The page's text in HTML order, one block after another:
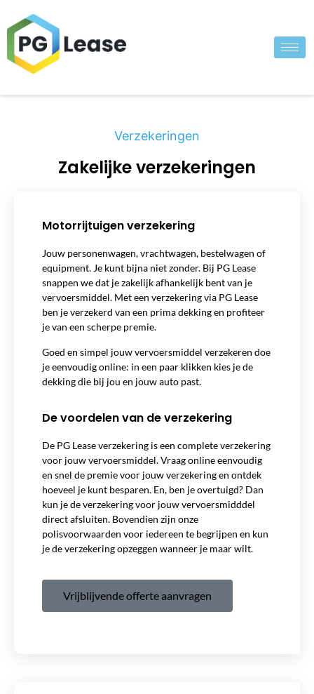
Verzekeringen
Zakelijke verzekeringen
Motorrijtuigen verzekering
Jouw personenwagen, vrachtwagen, bestelwagen of
equipment. Je kunt bijna niet zonder. Bij PG Lease
snappen we dat je zakelijk afhankelijk bent van je
vervoersmiddel. Met een verzekering via PG Lease
ben je verzekerd van een prima dekking en profiteer
je van een scherpe premie.
Goed en simpel jouw vervoersmiddel verzekeren doe
je eenvoudig online: in een paar klikken kies je de
dekking die bij jou en jouw auto past.
De voordelen van de verzekering
De PG Lease verzekering is een complete verzekering
voor jouw vervoersmiddel. Vraag online eenvoudig
en snel de premie voor jouw verzekering en ontdek
hoeveel je kunt besparen. En, ben je overtuigd? Dan
kun je de verzekering voor jouw vervoersmidddel
direct afsluiten. Bovendien zijn onze
polisvoorwaarden voor iedereen te begrijpen en kun
je de verzekering opzeggen wanneer je maar wilt.
Vrijblijvende offerte aanvragen